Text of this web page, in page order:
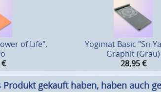
of Life",
€
Yogimat Basic "Sri
Graphit (Grau)
28,95 €
Produkt gekauft haben, haben auch